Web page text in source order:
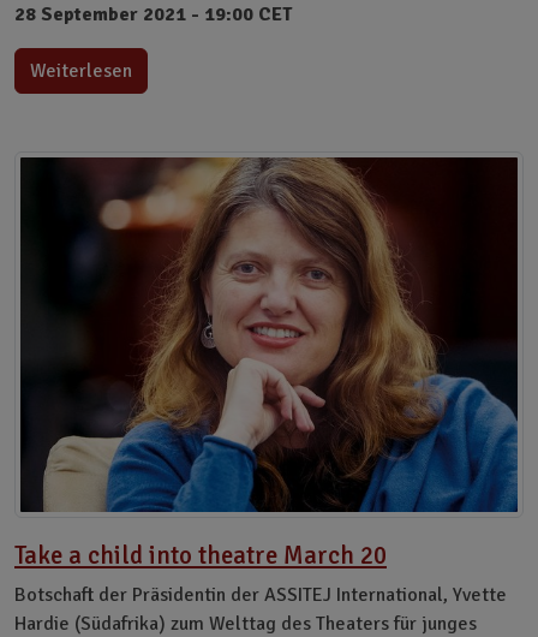
28 September 2021 - 19:00 CET
Weiterlesen
Take a child into theatre March 20
Botschaft der Präsidentin der ASSITEJ International, Yvette
Hardie (Südafrika) zum Welttag des Theaters für junges